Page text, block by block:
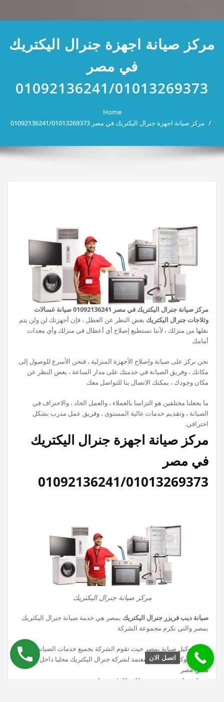
مركز صيانة اجهزة جنرال اليكتريك
في مصر
01092136241/01013269373
Home
مركز صيانة اجهزة جنرال اليكتريك في مصر 01092136241/01013269373
مركز صيانة جنرال اليكتريك في مصر 01092136241 صيانة غسالات
وثلاجات جنرال اليكتريك بغض النظر عن العطل ، فإن أجهزتك لن ولن يتم
نقلها من منزلك ، لأننا نستطيع إصلاح أي أعطال في منزلك وأي معدات
أمامك
نحن نركز على صيانة وإصلاح الأجهزة المنزلية ، فنحن الأسرع للوصول إلى
مكانك ، وفريق الصيانة في خدمتك على مدار الساعة ، بغض النظر عن
مكان وجودك ، يمكنك الاتصال بنا للتواصل معك
ما يجعلنا مختلفين هو التزامنا بالعملاء ، والعمل الجاد ، والاحتراف في
الصيانة ، وتقديم خدمات عالية المستوى ، وفريق عمل مدرب بشكل
احترافي.
مركز صيانة اجهزة جنرال اليكتريك
في مصر
01092136241/01013269373
مركز صيانة جنرال اليكتريك
صيانة ديب فريزر جنرال اليكتريك بمصر هي خدمة صيانة جنرال اليكتريك
بمصر والتي نكرم مجموعة الشركة
لتكون وكيل صيانة بمصر حيث تقوم الشركة بجميع خدمات الصيانة بمصر
وتعمل كوكيل الصيانة المعتمد لشركة جنرال اليكتريك محليا داخل محافظة
مصر. مصر
صيانة اجهزة جنرال اليكتريك
اتصل الان